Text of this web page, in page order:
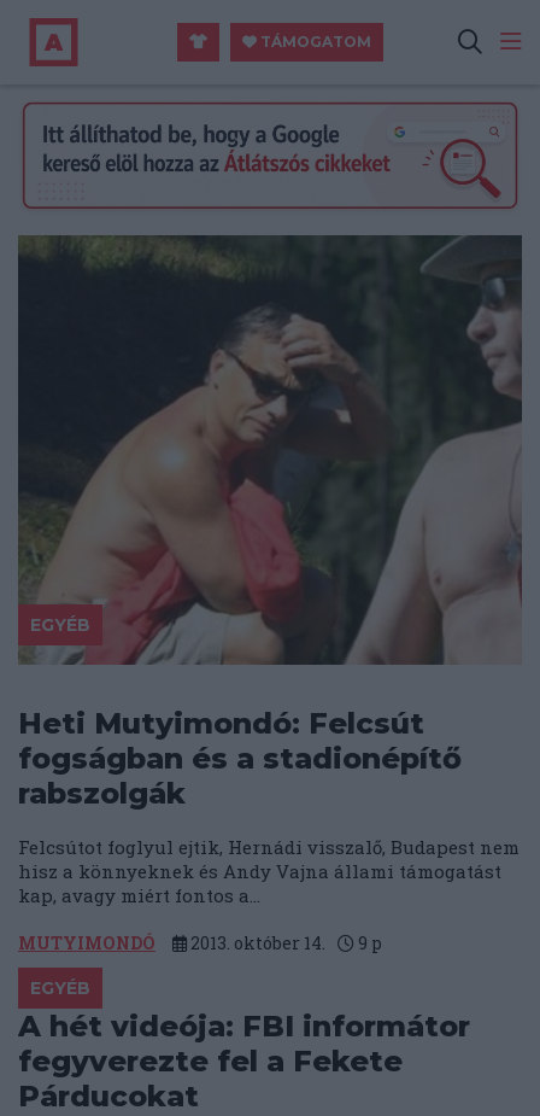
TÁMOGATOM
EGYÉB
Heti Mutyimondó: Felcsút
fogságban és a stadionépítő
rabszolgák
Felcsútot foglyul ejtik, Hernádi visszalő, Budapest nem
hisz a könnyeknek és Andy Vajna állami támogatást
kap, avagy miért fontos a...
MUTYIMONDÓ 2013. október 14. 9 p
EGYÉB
A hét videója: FBI informátor
fegyverezte fel a Fekete
Párducokat